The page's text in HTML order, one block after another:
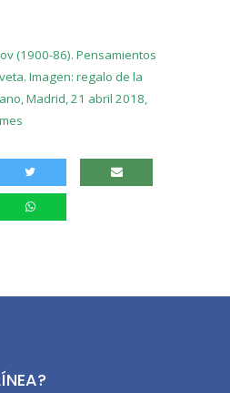
(1900-86). Pensamientos
Imagen: regalo de la
Madrid, 21 abril 2018,